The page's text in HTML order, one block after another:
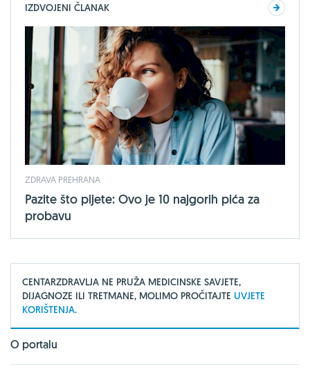
IZDVOJENI ČLANAK
ZDRAVA PREHRANA
Pazite što pijete: Ovo je 10 najgorih pića za
probavu
CENTARZDRAVLJA NE PRUŽA MEDICINSKE SAVJETE,
DIJAGNOZE ILI TRETMANE, MOLIMO PROČITAJTE UVJETE
KORIŠTENJA.
O portalu